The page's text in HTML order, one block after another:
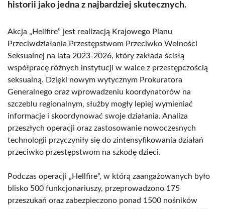
historii jako jedna z najbardziej skutecznych.
Akcja „Hellfire” jest realizacją Krajowego Planu
Przeciwdziałania Przestępstwom Przeciwko Wolności
Seksualnej na lata 2023-2026, który zakłada ścisłą
współpracę różnych instytucji w walce z przestępczością
seksualną. Dzięki nowym wytycznym Prokuratora
Generalnego oraz wprowadzeniu koordynatorów na
szczeblu regionalnym, służby mogły lepiej wymieniać
informacje i skoordynować swoje działania. Analiza
przeszłych operacji oraz zastosowanie nowoczesnych
technologii przyczyniły się do zintensyfikowania działań
przeciwko przestępstwom na szkodę dzieci.
Podczas operacji „Hellfire”, w którą zaangażowanych było
blisko 500 funkcjonariuszy, przeprowadzono 175
przeszukań oraz zabezpieczono ponad 1500 nośników